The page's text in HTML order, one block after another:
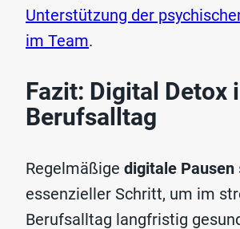
Unterstützung der
im Team.
Fazit: Digital Detox
Berufsalltag
Regelmäßige digitale Pausen
essenzieller Schritt, um im
Berufsalltag langfristig